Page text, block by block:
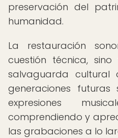
preservación del
humanidad.
La restauración
cuestión técnica,
salvaguarda cultural
generaciones
expresiones
comprendiendo y
las grabaciones a lo